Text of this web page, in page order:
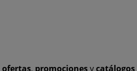
ofertas, promocionesycatálogos